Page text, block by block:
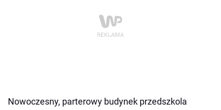
Nowoczesny, parterowy budynek przedszkola